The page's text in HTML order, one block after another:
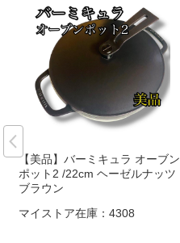
【美品】バーミキュラ オーブン
ポット2 /22cm ヘーゼルナッツ
ブラウン
マイストア在庫： 4308